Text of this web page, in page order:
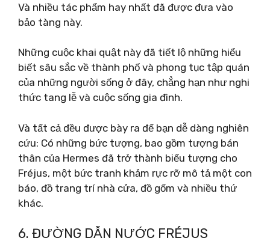
Và nhiều tác phẩm hay nhất đã được đưa vào
bảo tàng này.
Những cuộc khai quật này đã tiết lộ những hiểu
biết sâu sắc về thành phố và phong tục tập quán
của những người sống ở đây, chẳng hạn như nghi
thức tang lễ và cuộc sống gia đình.
Và tất cả đều được bày ra để bạn dễ dàng nghiên
cứu: Có những bức tượng, bao gồm tượng bán
thân của Hermes đã trở thành biểu tượng cho
Fréjus, một bức tranh khảm rực rỡ mô tả một con
báo, đồ trang trí nhà cửa, đồ gốm và nhiều thứ
khác.
6. ĐƯỜNG DẪN NƯỚC FRÉJUS